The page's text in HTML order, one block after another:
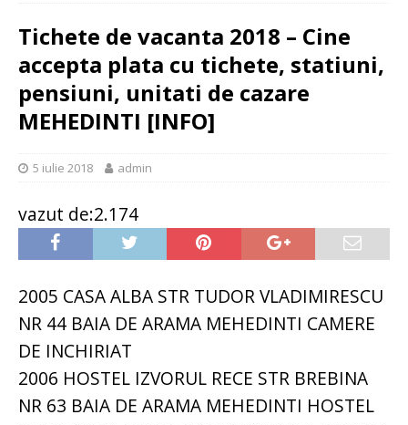
Tichete de vacanta 2018 – Cine
accepta plata cu tichete, statiuni,
pensiuni, unitati de cazare
MEHEDINTI [INFO]
5 iulie 2018 admin
vazut de:2.174
2005 CASA ALBA STR TUDOR VLADIMIRESCU
NR 44 BAIA DE ARAMA MEHEDINTI CAMERE
DE INCHIRIAT
2006 HOSTEL IZVORUL RECE STR BREBINA
NR 63 BAIA DE ARAMA MEHEDINTI HOSTEL